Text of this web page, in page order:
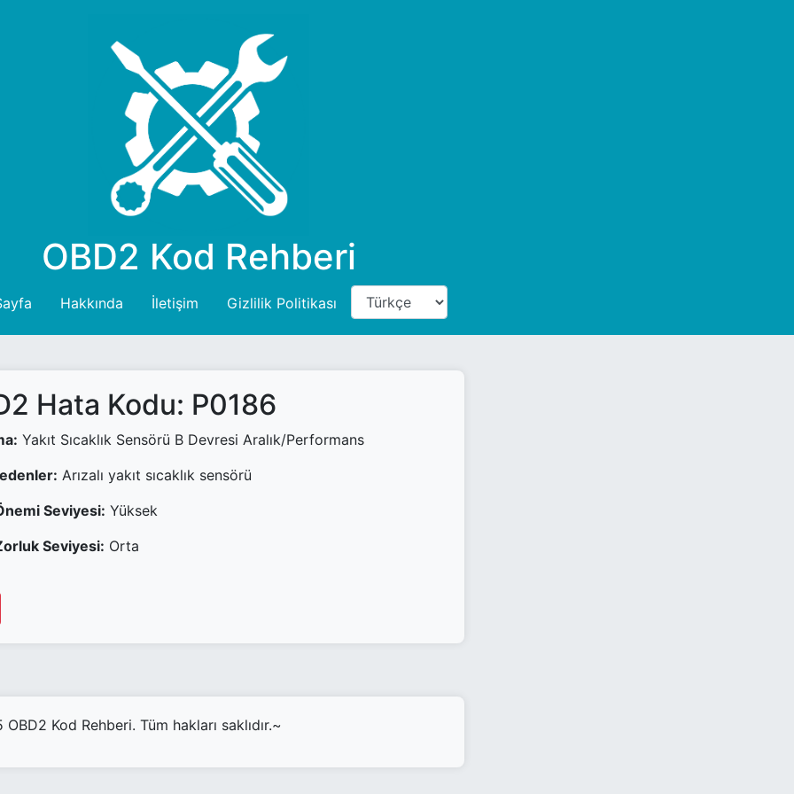
OBD2 Kod Rehberi
Hakkında İletişim Gizlilik Politikası
Hata Kodu: P0186
Yakıt Sıcaklık Sensörü B Devresi Aralık/Performans
Arızalı yakıt sıcaklık sensörü
Seviyesi: Yüksek
Seviyesi: Orta
Kod Rehberi. Tüm hakları saklıdır.~